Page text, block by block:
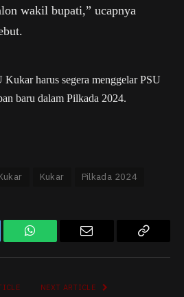
wakil bupati,” ucapnya
harus segera menggelar PSU
baru dalam Pilkada 2024.
Kukar Pilkada 2024
WhatsApp Email
Copy
NEXT ARTICLE